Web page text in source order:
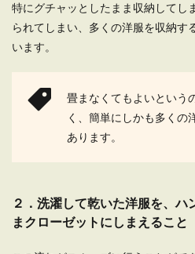
特にグチャッとしたまま収納してし
られてしまい、多くの洋服を収納す
います。
畳まなくてもよいという
く、簡単にしかも多くの
あります。
２．洗濯して乾いた洋服を、ハ
まクローゼットにしまえること